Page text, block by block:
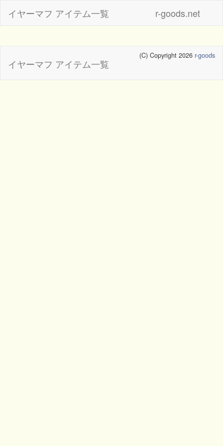
イヤーマフ アイテム一覧 r-goods.net
イヤーマフ アイテム一覧
(C) Copyright 2026 r-goods